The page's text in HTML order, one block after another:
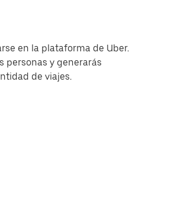
en la plataforma de Uber.
personas y generarás
de viajes.